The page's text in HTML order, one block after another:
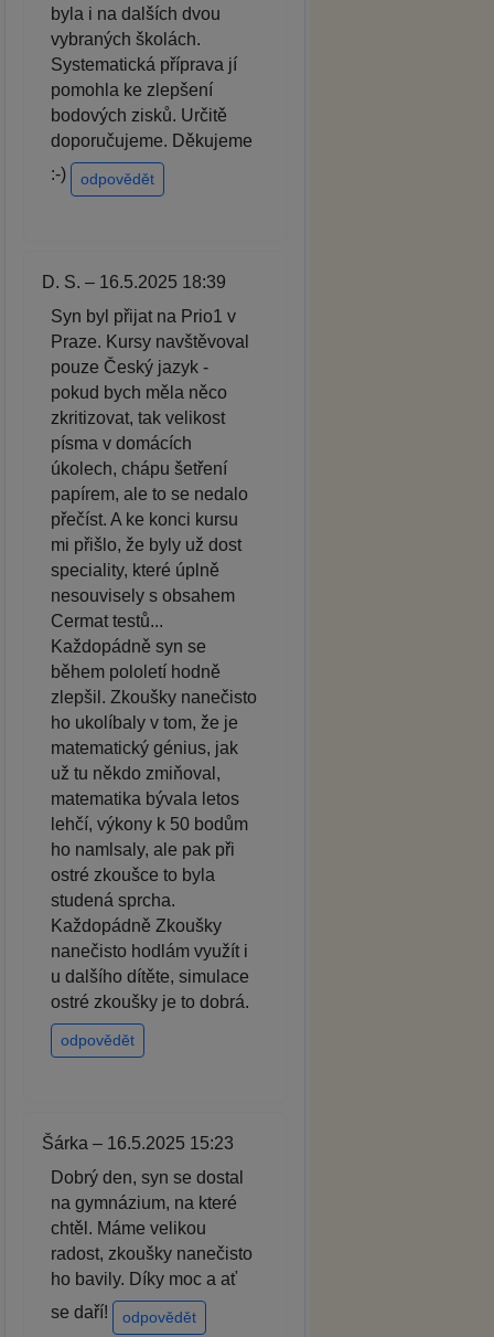
byla i na dalších dvou
vybraných školách.
Systematická příprava jí
pomohla ke zlepšení
bodových zisků. Určitě
doporučujeme. Děkujeme
:-)
odpovědět
D. S. – 16.5.2025 18:39
Syn byl přijat na Prio1 v
Praze. Kursy navštěvoval
pouze Český jazyk -
pokud bych měla něco
zkritizovat, tak velikost
písma v domácích
úkolech, chápu šetření
papírem, ale to se nedalo
přečíst. A ke konci kursu
mi přišlo, že byly už dost
speciality, které úplně
nesouvisely s obsahem
Cermat testů...
Každopádně syn se
během pololetí hodně
zlepšil. Zkoušky nanečisto
ho ukolíbaly v tom, že je
matematický génius, jak
už tu někdo zmiňoval,
matematika bývala letos
lehčí, výkony k 50 bodům
ho namlsaly, ale pak při
ostré zkoušce to byla
studená sprcha.
Každopádně Zkoušky
nanečisto hodlám využít i
u dalšího dítěte, simulace
ostré zkoušky je to dobrá.
odpovědět
Šárka – 16.5.2025 15:23
Dobrý den, syn se dostal
na gymnázium, na které
chtěl. Máme velikou
radost, zkoušky nanečisto
ho bavily. Díky moc a ať
se daří!
odpovědět